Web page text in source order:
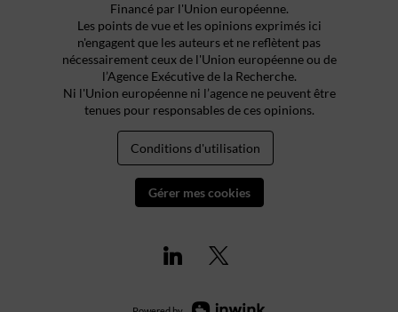
Financé par l'Union européenne.
Les points de vue et les opinions exprimés ici
n'engagent que les auteurs et ne reflètent pas
nécessairement ceux de l'Union européenne ou de
l’Agence Exécutive de la Recherche.
Ni l'Union européenne ni l’agence ne peuvent être
tenues pour responsables de ces opinions.
Conditions d'utilisation
Gérer mes cookies